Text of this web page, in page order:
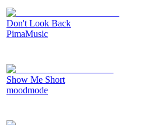
Don't Look Back
PimaMusic
Show Me Short
moodmode